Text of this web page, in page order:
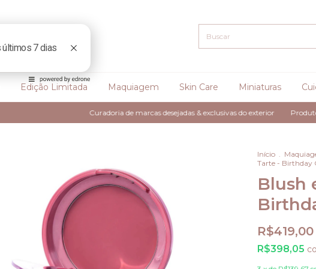
Edição Limitada Maquiagem Skin Care Miniaturas
Curadoria de marcas desejadas & exclusivas do exterior Produtos 100%
Início .
Tarte - Birthday
Blush
R$419,00
R$398,05